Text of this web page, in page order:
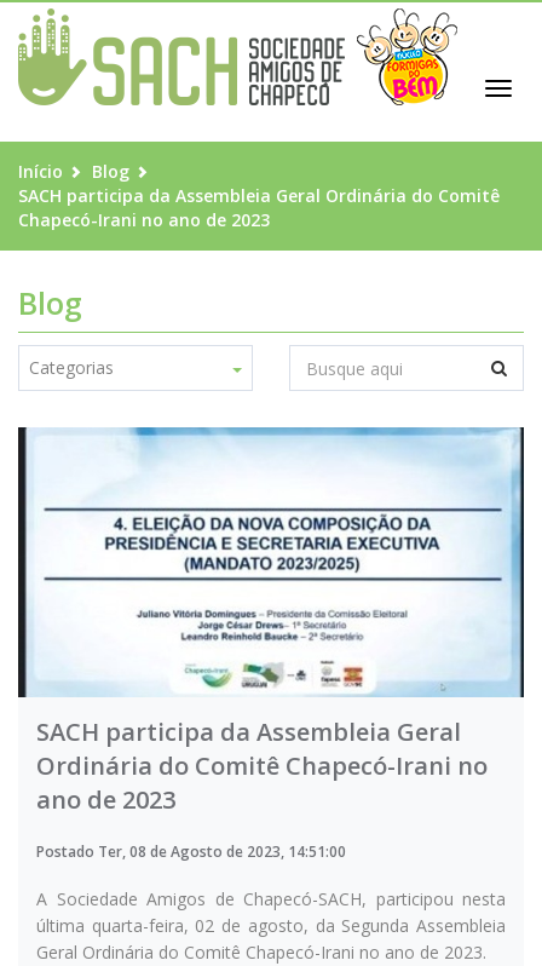
Início
Blog
SACH participa da Assembleia Geral Ordinária do Comitê
Chapecó-Irani no ano de 2023
Blog
Categorias
SACH participa da Assembleia Geral
Ordinária do Comitê Chapecó-Irani no
ano de 2023
Postado Ter, 08 de Agosto de 2023, 14:51:00
A Sociedade Amigos de Chapecó-SACH, participou nesta
última quarta-feira, 02 de agosto, da Segunda Assembleia
Geral Ordinária do Comitê Chapecó-Irani no ano de 2023.